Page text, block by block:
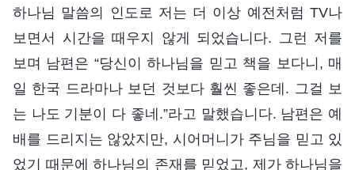
하나님 말씀의 인도로 저는 더 이상 예전처럼 TV나
보면서 시간을 때우지 않게 되었습니다. 그런 저를
보며 남편은 “당신이 하나님을 믿고 책을 보다니, 매
일 한국 드라마나 보던 것보다 훨씬 좋은데. 그걸 보
는 나도 기분이 다 좋네.”라고 말했습니다. 남편은 예
배를 드리지는 않았지만, 시어머니가 주님을 믿고 있
었기 때문에 하나님의 존재를 믿었고, 제가 하나님을